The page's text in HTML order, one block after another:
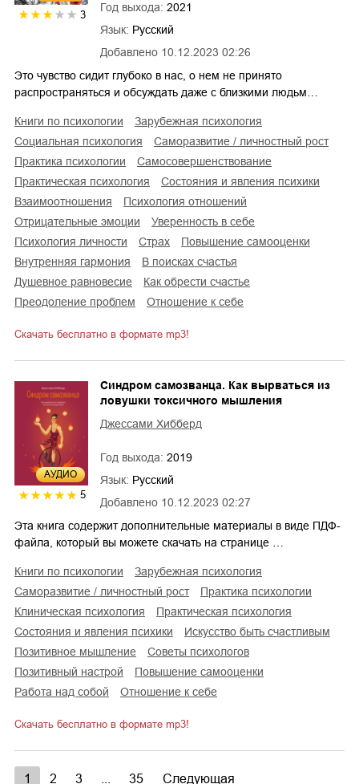
3
Добавлено 10.12.2023 02:26
Год выхода: 2021
Язык: Русский
Это чувство сидит глубоко в нас, о нем не принято
распространяться и обсуждать даже с близкими людьм…
книги по психологии
зарубежная психология
социальная психология
саморазвитие / личностный рост
практика психологии
самосовершенствование
практическая психология
состояния и явления психики
взаимоотношения
психология отношений
отрицательные эмоции
уверенность в себе
психология личности
страх
повышение самооценки
внутренняя гармония
в поисках счастья
душевное равновесие
как обрести счастье
преодоление проблем
отношение к себе
Скачать бесплатно в формате mp3!
AУДИО
5
Добавлено 10.12.2023 02:27
Синдром самозванца. Как вырваться из
ловушки токсичного мышления
Джессами Хибберд
Год выхода: 2019
Язык: Русский
Эта книга содержит дополнительные материалы в виде ПДФ-
файла, который вы можете скачать на странице …
книги по психологии
зарубежная психология
саморазвитие / личностный рост
практика психологии
клиническая психология
практическая психология
состояния и явления психики
искусство быть счастливым
позитивное мышление
советы психологов
позитивный настрой
повышение самооценки
работа над собой
отношение к себе
Скачать бесплатно в формате mp3!
1 2 3 35 Следующая